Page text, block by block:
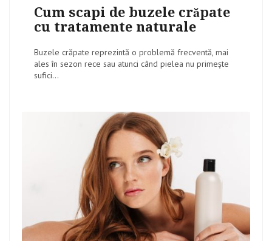
on
Cum scapi de buzele crăpate
cu tratamente naturale
Buzele crăpate reprezintă o problemă frecventă, mai
ales în sezon rece sau atunci când pielea nu primește
sufici...